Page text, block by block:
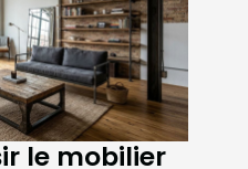
le mobilier